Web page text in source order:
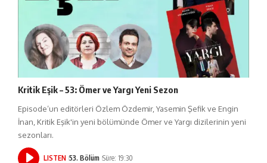
Kritik Eşik – 53: Ömer ve Yargı Yeni Sezon
Episode’un editörleri Özlem Özdemir, Yasemin Şefik ve Engin
İnan, Kritik Eşik'in yeni bölümünde Ömer ve Yargı dizilerinin yeni
sezonları.
LISTEN 53. Bölüm Süre: 19:30